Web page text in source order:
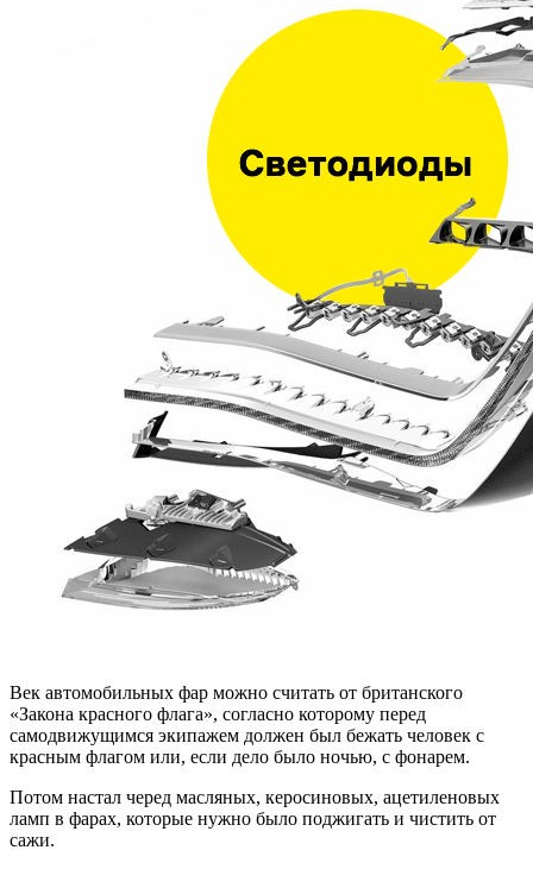
Век автомобильных фар можно считать от британского
«Закона красного флага», согласно которому перед
самодвижущимся экипажем должен был бежать человек с
красным флагом или, если дело было ночью, с фонарем.
Потом настал черед масляных, керосиновых, ацетиленовых
ламп в фарах, которые нужно было поджигать и чистить от
сажи.